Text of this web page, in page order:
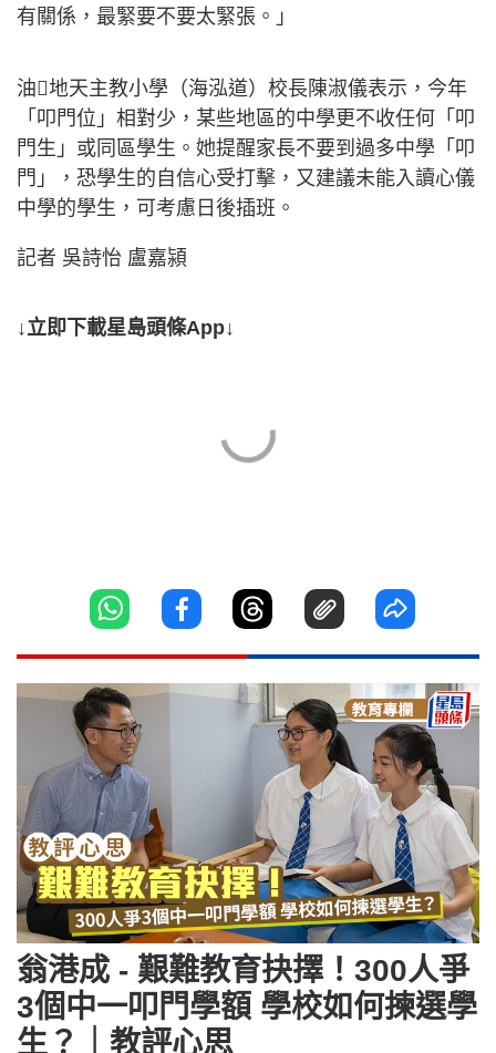
有關係，最緊要不要太緊張。」
油地天主教小學（海泓道）校長陳淑儀表示，今年
「叩門位」相對少，某些地區的中學更不收任何「叩
門生」或同區學生。她提醒家長不要到過多中學「叩
門」，恐學生的自信心受打擊，又建議未能入讀心儀
中學的學生，可考慮日後插班。
記者 吳詩怡 盧嘉潁
↓立即下載星島頭條App↓
翁港成 - 艱難教育抉擇！300人爭
3個中一叩門學額 學校如何揀選學
生？｜教評心思